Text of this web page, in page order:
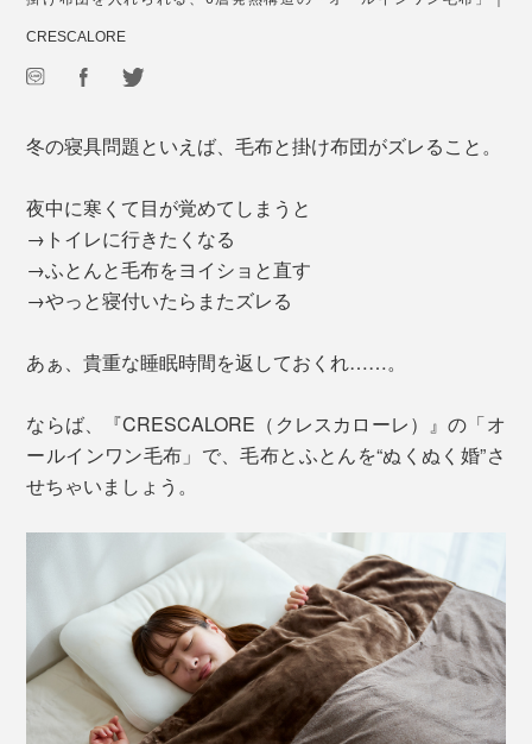
CRESCALORE
冬の寝具問題といえば、毛布と掛け布団がズレること。
夜中に寒くて目が覚めてしまうと
→トイレに行きたくなる
→ふとんと毛布をヨイショと直す
→やっと寝付いたらまたズレる
あぁ、貴重な睡眠時間を返しておくれ……。
ならば、『CRESCALORE（クレスカローレ）』の「オ
ールインワン毛布」で、毛布とふとんを“ぬくぬく婚”さ
せちゃいましょう。